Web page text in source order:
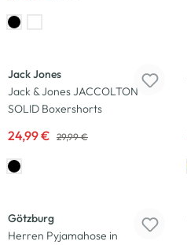
Jack Jones
Jack & Jones JACCOLTON
SOLID Boxershorts
24,99 € 29,99 €
Götzburg
Herren Pyjamahose in